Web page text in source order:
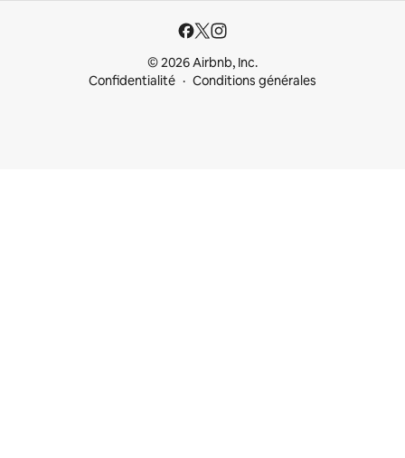
© 2026 Airbnb, Inc.
Confidentialité
Conditions générales